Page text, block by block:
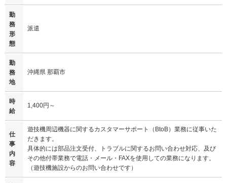
勤
務
形
態
派遣
勤
務
地
沖縄県 那覇市
時
給
1,400円～
仕
事
内
容
遊技機周辺機器に関するカスタマーサポート（BtoB）業務に従事いた
だきます。
具体的には部品注文受付、トラブルに関するお問い合わせ対応、及び
その他付帯業務で電話・メール・FAXを使用しての業務になります。
（遊技機施設からのお問い合わせです）